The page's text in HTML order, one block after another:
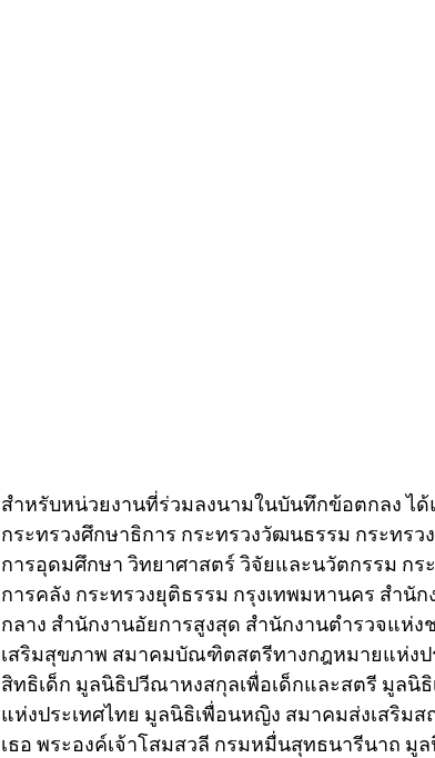
สำหรับหน่วยงานที่ร่วมลงนามในบันทึกข้อตกลง ไ
กระทรวงศึกษาธิการ กระทรวงวัฒนธรรม กระทรว
การอุดมศึกษา วิทยาศาสตร์ วิจัยและนวัตกรรม กร
การคลัง กระทรวงยุติธรรม กรุงเทพมหานคร สำนั
กลาง สำนักงานอัยการสูงสุด สำนักงานตำรวจแห่
เสริมสุขภาพ สมาคมบัณฑิตสตรีทางกฎหมายแห่ง
สิทธิเด็ก มูลนิธิปวีณาหงสกุลเพื่อเด็กและสตรี มูลนิ
แห่งประเทศไทย มูลนิธิเพื่อนหญิง สมาคมส่งเสริม
เธอ พระองค์เจ้าโสมสวลี กรมหมื่นสุทธนารีนาถ มู